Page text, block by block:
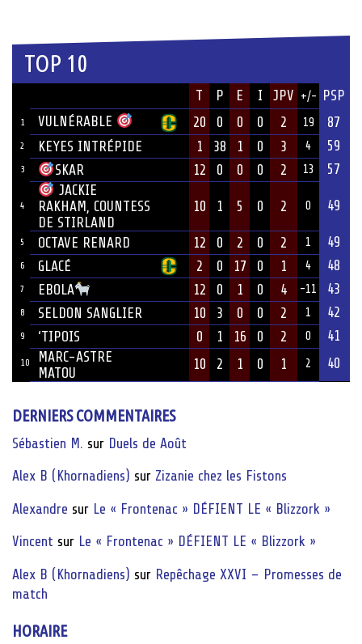
TOP 10
T P E I JPV +/- PSP
1 VULNÉRABLE 20 0 0 0 2 19 87
2 KEYES INTRÉPIDE 1 38 1 0 3 4 59
3 SKAR 12 0 0 0 2 13 57
4
JACKIE
RAKHAM, COUNTESS
DE STIRLAND
10 1 5 0 2 0 49
5 OCTAVE RENARD 12 0 2 0 2 1 49
6 GLACÉ 2 0 17 0 1 4 48
7 EBOLA 12 0 1 0 4 -11 43
8 SELDON SANGLIER 10 3 0 0 2 1 42
9 ‘TIPOIS 0 1 16 0 2 0 41
10
MARC-ASTRE
MATOU
10 2 1 0 1 2 40
DERNIERS COMMENTAIRES
Sébastien M. sur Duels de Août
Alex B (Khornadiens) sur Zizanie chez les Fistons
Alexandre sur Le « Frontenac » DÉFIENT LE « Blizzork »
Vincent sur Le « Frontenac » DÉFIENT LE « Blizzork »
Alex B (Khornadiens) sur Repêchage XXVI – Promesses de
match
HORAIRE